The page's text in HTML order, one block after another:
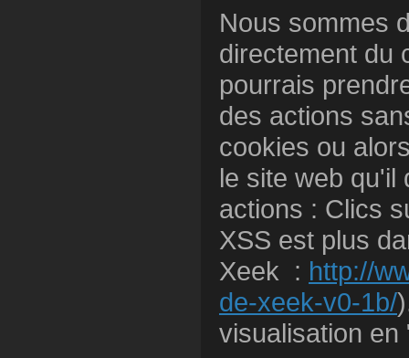
Nous sommes
directement du
pourrais
des actions
cookies ou
le site web qu'il
actions : Clics
XSS est plus
Xeek : http://
de-xeek-v0-1b/
visualisation en